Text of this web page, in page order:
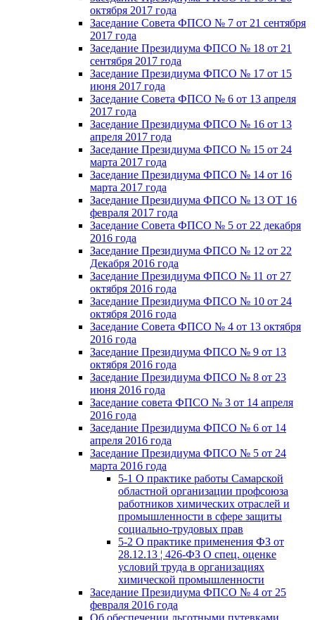
октября 2017 года
Заседание Совета ФПСО № 7 от 21 сентября
2017 года
Заседание Президиума ФПСО № 18 от 21
сентября 2017 года
Заседание Президиума ФПСО № 17 от 15
июня 2017 года
Заседание Совета ФПСО № 6 от 13 апреля
2017 года
Заседание Президиума ФПСО № 16 от 13
апреля 2017 года
Заседание Президиума ФПСО № 15 от 24
марта 2017 года
Заседание Президиума ФПСО № 14 от 16
марта 2017 года
Заседание Президиума ФПСО № 13 ОТ 16
февраля 2017 года
Заседание Совета ФПСО № 5 от 22 декабря
2016 года
Заседание Президиума ФПСО № 12 от 22
Декабря 2016 года
Заседание Президиума ФПСО № 11 от 27
октября 2016 года
Заседание Президиума ФПСО № 10 от 24
октября 2016 года
Заседание Совета ФПСО № 4 от 13 октября
2016 года
Заседание Президиума ФПСО № 9 от 13
октября 2016 года
Заседание Президиума ФПСО № 8 от 23
июня 2016 года
Заседание совета ФПСО № 3 от 14 апреля
2016 года
Заседание Президиума ФПСО № 6 от 14
апреля 2016 года
Заседание Президиума ФПСО № 5 от 24
марта 2016 года
5-1 О практике работы Самарской
областной организации профсоюза
работников химических отраслей и
промышленности в сфере защиты
социально-трудовых прав
5-2 О практике применения ФЗ от
28.12.13 ¦ 426-ФЗ О спец. оценке
условий труда в организациях
химической промышленности
Заседание Президиума ФПСО № 4 от 25
февраля 2016 года
Об обеспечении льготными путевками